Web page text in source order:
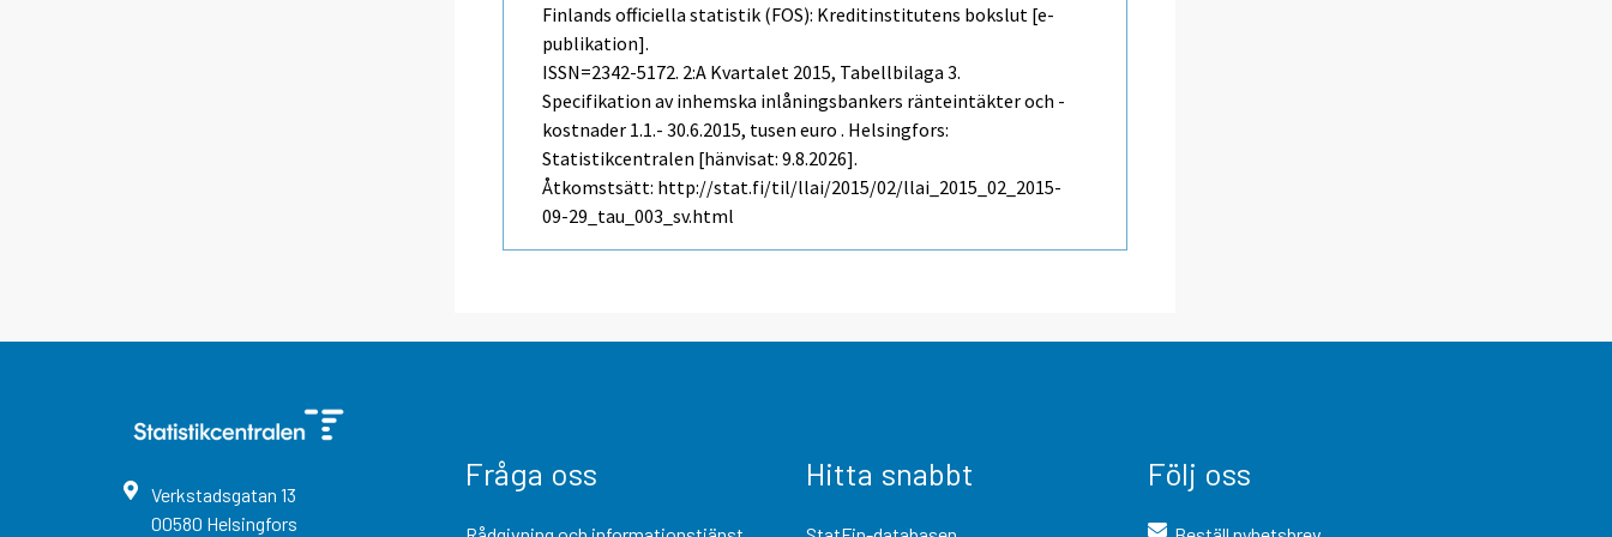
Finlands officiella statistik (FOS): Kreditinstitutens bokslut [e-
publikation].
ISSN=2342-5172. 2:a Kvartalet 2015, Tabellbilaga 3.
Specifikation av inhemska inlåningsbankers ränteintäkter och -
kostnader 1.1.- 30.6.2015, tusen euro . Helsingfors:
Statistikcentralen [hänvisat: 9.8.2026].
Åtkomstsätt: http://stat.fi/til/llai/2015/02/llai_2015_02_2015-
09-29_tau_003_sv.html
Verkstadsgatan 13
00580 Helsingfors
Fråga oss Hitta snabbt Följ oss